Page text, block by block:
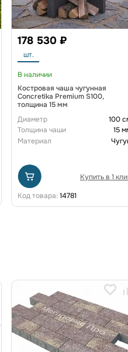
178 530 ₽
шт.
В наличии
Костровая чаша чугунная
Concretika Premium S100,
толщина 15 мм
Диаметр
100
Толщина чаши
15
Материал
Купить в 1
Код товара: 14781